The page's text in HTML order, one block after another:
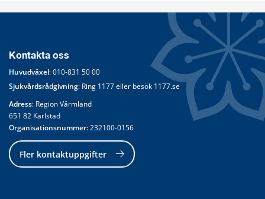
Kontakta oss
Huvudväxel: 010-831 50 00
Sjukvårdsrådgivning: Ring 1177 eller besök 1177.se
Adress: Region Värmland
651 82 Karlstad
Organisationsnummer: 232100-0156
Fler kontaktuppgifter